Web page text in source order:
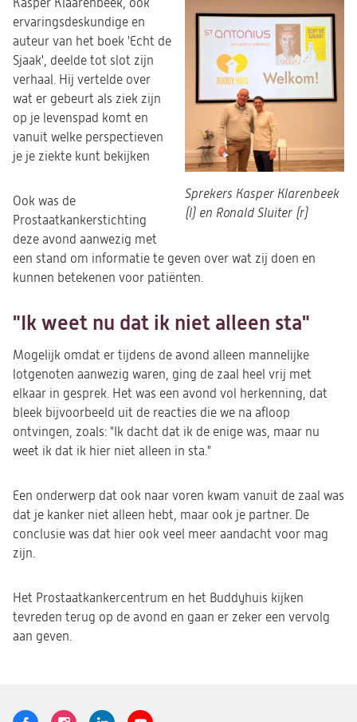
Sprekers Kasper Klarenbeek
(l) en Ronald Sluiter (r)
Kasper Klaarenbeek, ook
ervaringsdeskundige en
auteur van het boek 'Echt de
Sjaak', deelde tot slot zijn
verhaal. Hij vertelde over
wat er gebeurt als ziek zijn
op je levenspad komt en
vanuit welke perspectieven
je je ziekte kunt bekijken
Ook was de
Prostaatkankerstichting
deze avond aanwezig met
een stand om informatie te geven over wat zij doen en
kunnen betekenen voor patiënten.
"Ik weet nu dat ik niet alleen sta"
Mogelijk omdat er tijdens de avond alleen mannelijke
lotgenoten aanwezig waren, ging de zaal heel vrij met
elkaar in gesprek. Het was een avond vol herkenning, dat
bleek bijvoorbeeld uit de reacties die we na afloop
ontvingen, zoals: " Ik dacht dat ik de enige was, maar nu
weet ik dat ik hier niet alleen in sta."
Een onderwerp dat ook naar voren kwam vanuit de zaal was
dat je kanker niet alleen hebt, maar ook je partner. De
conclusie was dat hier ook veel meer aandacht voor mag
zijn.
Het Prostaatkankercentrum en het Buddyhuis kijken
tevreden terug op de avond en gaan er zeker een vervolg
aan geven.